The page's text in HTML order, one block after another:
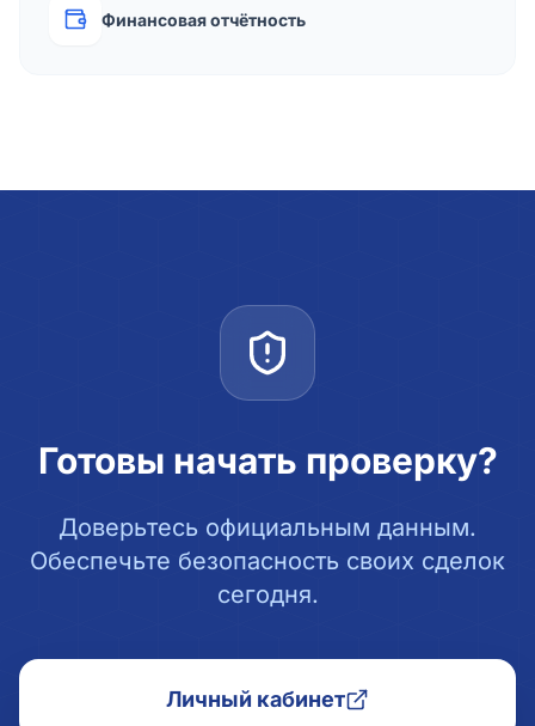
Финансовая отчётность
Готовы начать проверку?
Доверьтесь официальным данным.
Обеспечьте безопасность своих сделок
сегодня.
Личный кабинет